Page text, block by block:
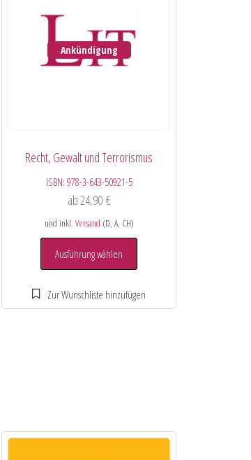
Ankündigung
Recht, Gewalt und Terrorismus
ISBN: 978-3-643-50921-5
ab24,90 €
und inkl. Versand (D, A, CH)
Ausführung wählen